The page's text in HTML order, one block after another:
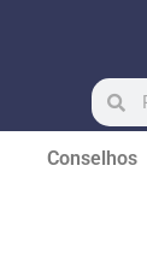
Conselhos